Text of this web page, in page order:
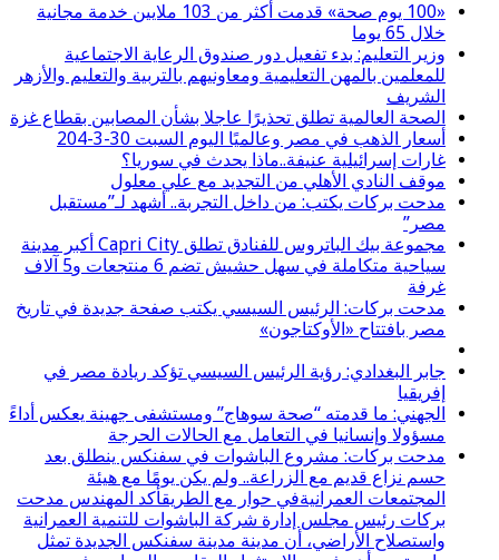
«100 يوم صحة» قدمت أكثر من 103 ملايين خدمة مجانية
خلال 65 يوما
وزير التعليم: بدء تفعيل دور صندوق الرعاية الاجتماعية
للمعلمين بالمهن التعليمية ومعاونيهم بالتربية والتعليم والأزهر
الشريف
الصحة العالمية تطلق تحذيرًا عاجلا بشأن المصابين بقطاع غزة
أسعار الذهب في مصر وعالميًا اليوم السبت 30-3-204
غارات إسرائيلية عنيفة..ماذا يحدث في سوريا؟
موقف النادي الأهلي من التجديد مع علي معلول
مدحت بركات يكتب: من داخل التجربة.. أشهد لـ”مستقبل
مصر”
مجموعة بيك الباتروس للفنادق تطلق Capri City أكبر مدينة
سياحية متكاملة في سهل حشيش تضم 6 منتجعات و5 آلاف
غرفة
مدحت بركات: الرئيس السيسي يكتب صفحة جديدة في تاريخ
مصر بافتتاح «الأوكتاجون»
جابر البغدادي: رؤية الرئيس السيسي تؤكد ريادة مصر في
إفريقيا
الجهني: ما قدمته “صحة سوهاج” ومستشفى جهينة يعكس أداءً
مسؤولا وإنسانيا في التعامل مع الحالات الحرجة
مدحت بركات: مشروع الباشوات في سفنكس ينطلق بعد
حسم نزاع قديم مع الزراعة.. ولم يكن يومًا مع هيئة
المجتمعات العمرانيةفي حوار مع الطريقأكد المهندس مدحت
بركات رئيس مجلس إدارة شركة الباشوات للتنمية العمرانية
واستصلاح الأراضي، أن مدينة مدينة سفنكس الجديدة تمثل